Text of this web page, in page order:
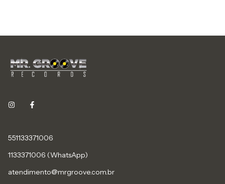
551133371006
1133371006 (WhatsApp)
atendimento@mrgroove.com.br